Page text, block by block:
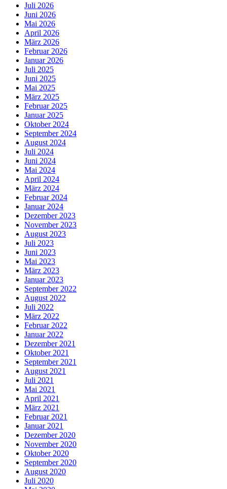
Juli 2026
Juni 2026
Mai 2026
April 2026
März 2026
Februar 2026
Januar 2026
Juli 2025
Juni 2025
Mai 2025
März 2025
Februar 2025
Januar 2025
Oktober 2024
September 2024
August 2024
Juli 2024
Juni 2024
Mai 2024
April 2024
März 2024
Februar 2024
Januar 2024
Dezember 2023
November 2023
August 2023
Juli 2023
Juni 2023
Mai 2023
März 2023
Januar 2023
September 2022
August 2022
Juli 2022
März 2022
Februar 2022
Januar 2022
Dezember 2021
Oktober 2021
September 2021
August 2021
Juli 2021
Mai 2021
April 2021
März 2021
Februar 2021
Januar 2021
Dezember 2020
November 2020
Oktober 2020
September 2020
August 2020
Juli 2020